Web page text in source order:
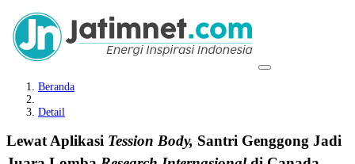
Beranda
Detail
Lewat Aplikasi Tession Body, Santri Genggong Jadi